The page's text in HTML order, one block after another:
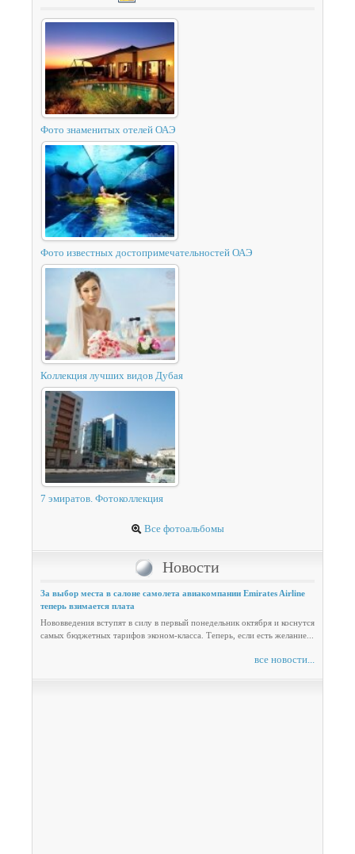
Фото знаменитых отелей ОАЭ
Фото известных достопримечательностей ОАЭ
Коллекция лучших видов Дубая
7 эмиратов. Фотоколлекция
Все фотоальбомы
Новости
За выбор места в салоне самолета авиакомпании Emirates Airline
теперь взимается плата
Нововведения вступят в силу в первый понедельник октября и коснутся
самых бюджетных тарифов эконом-класса. Теперь, если есть желание...
все новости...